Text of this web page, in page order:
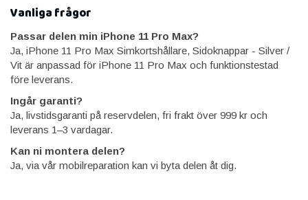
Vanliga frågor
Passar delen min iPhone 11 Pro Max?
Ja, iPhone 11 Pro Max Simkortshållare, Sidoknappar - Silver /
Vit är anpassad för iPhone 11 Pro Max och funktionstestad
före leverans.
Ingår garanti?
Ja, livstidsgaranti på reservdelen, fri frakt över 999 kr och
leverans 1–3 vardagar.
Kan ni montera delen?
Ja, via vår mobilreparation kan vi byta delen åt dig.